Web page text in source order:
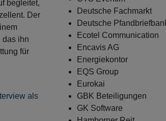
begleitet,
Der
das ihn
für
als
Deutsche Fachmarkt
Deutsche
Ecotel Communication
Encavis AG
Energiekontor
EQS Group
Eurokai
GBK Beteiligungen
GK Software